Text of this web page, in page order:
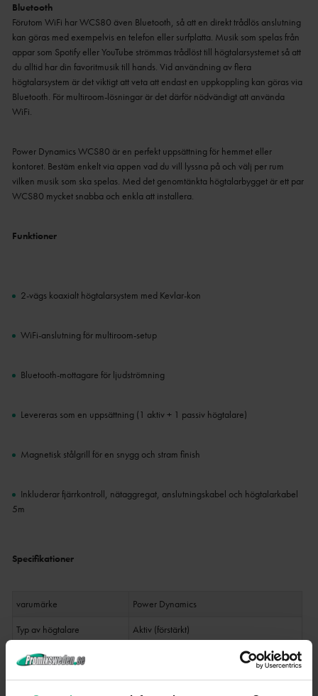
Bluetooth
Förutom WiFi har WCS80 även Bluetooth, så att en direkt trådlös anslutning
kan göras med exempelvis en telefon eller surfplatta. Musik som spelas från
appar som Spotify eller YouTube strömmas trådlöst till högtalarsystemet så att
du alltid har din favoritmusik till hands. Vid användning av flera
högtalarsystem är det viktigt att veta att endast en uppkoppling kan göras via
Bluetooth. För multiroom-lösningar är det därför nödvändigt att använda
WiFi.
Power Dynamics WCS80 är en perfekt uppsättning för hemmet eller
kontoret. Bestäm enkelt via appen vad du vill lyssna på och välj per rum
vilken musik som ska spelas. Med det genomtänkta högtalarbygget är ett par
WCS80 mycket snabba och enkla att installera.
Funktioner
2-vägs koaxialt högtalarsystem med Kevlar-kon
WiFi-anslutning för multiroom-setup
Bluetooth-mottagare för ljudströmning
Levereras som en uppsättning (1 aktiv + 1 passiv högtalare)
Magnetisk stålgrill för en snygg och stram finish
Inkluderar fjärrkontroll, nätaggregat, anslutningskabel och högtalarkabel
5m
Specifikationer
varumärke
Power Dynamics
Typ av högtalare
Aktiv (förstärkt)
Produktens färg
Uteffekt: Max
140W